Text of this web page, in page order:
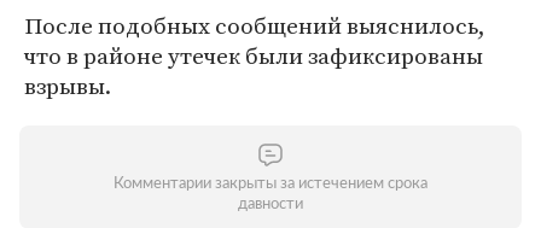
После подобных сообщений выяснилось,
что в районе утечек были зафиксированы
взрывы.
Комментарии закрыты за истечением срока
давности